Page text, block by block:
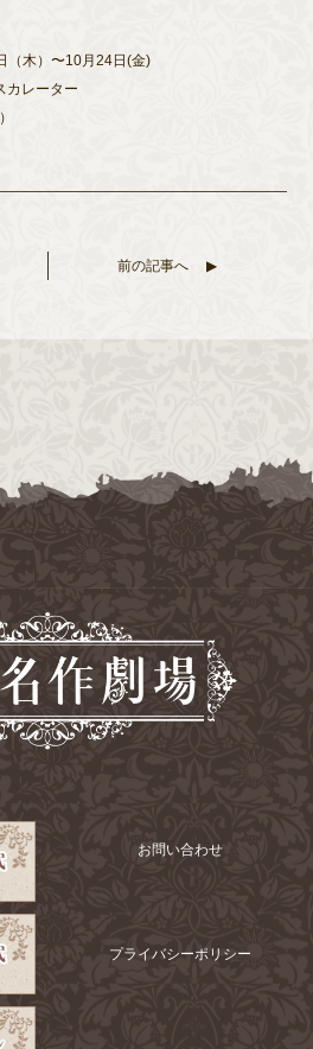
（木）〜10月24日(金)
カレーター
前の記事へ
お問い合わせ
プライバシーポリシー